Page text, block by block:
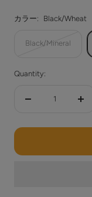
カラー: Black/Wheat
Black/Mineral
Quantity:
Decrease